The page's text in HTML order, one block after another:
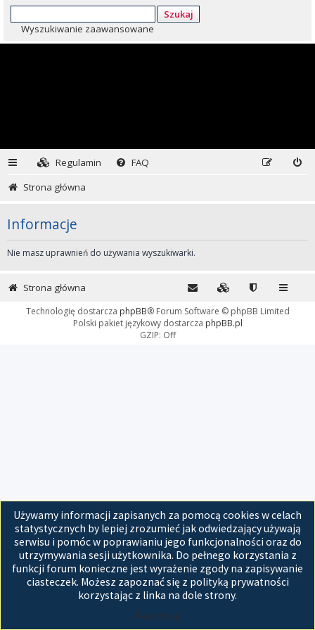
Szukaj
Wyszukiwanie zaawansowane
Regulamin
FAQ
Strona główna
Informacje
Nie masz uprawnień do używania wyszukiwarki.
Używamy informacji zapisanych za pomocą cookies w celach
statystycznych by lepiej zrozumieć jak odwiedzający używają
serwisu i pomóc w poprawianiu jego funkcjonalności oraz do
utrzymywania sesji użytkownika. Do pełnego korzystania z
funkcji forum konieczne jest wyrażenie zgody na zapisywanie
ciasteczek. Możesz zapoznać się z polityką prywatności
korzystając z linka na dole strony.
Akceptuję
Strona główna
Technologię dostarcza phpBB® Forum Software © phpBB Limited
Polski pakiet językowy dostarcza phpBB.pl
GZIP: Off